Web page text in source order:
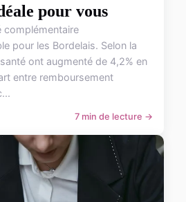
pour vous
complémentaire
pour les Bordelais. Selon la
ont augmenté de 4,2% en
entre remboursement
7 min de lecture →